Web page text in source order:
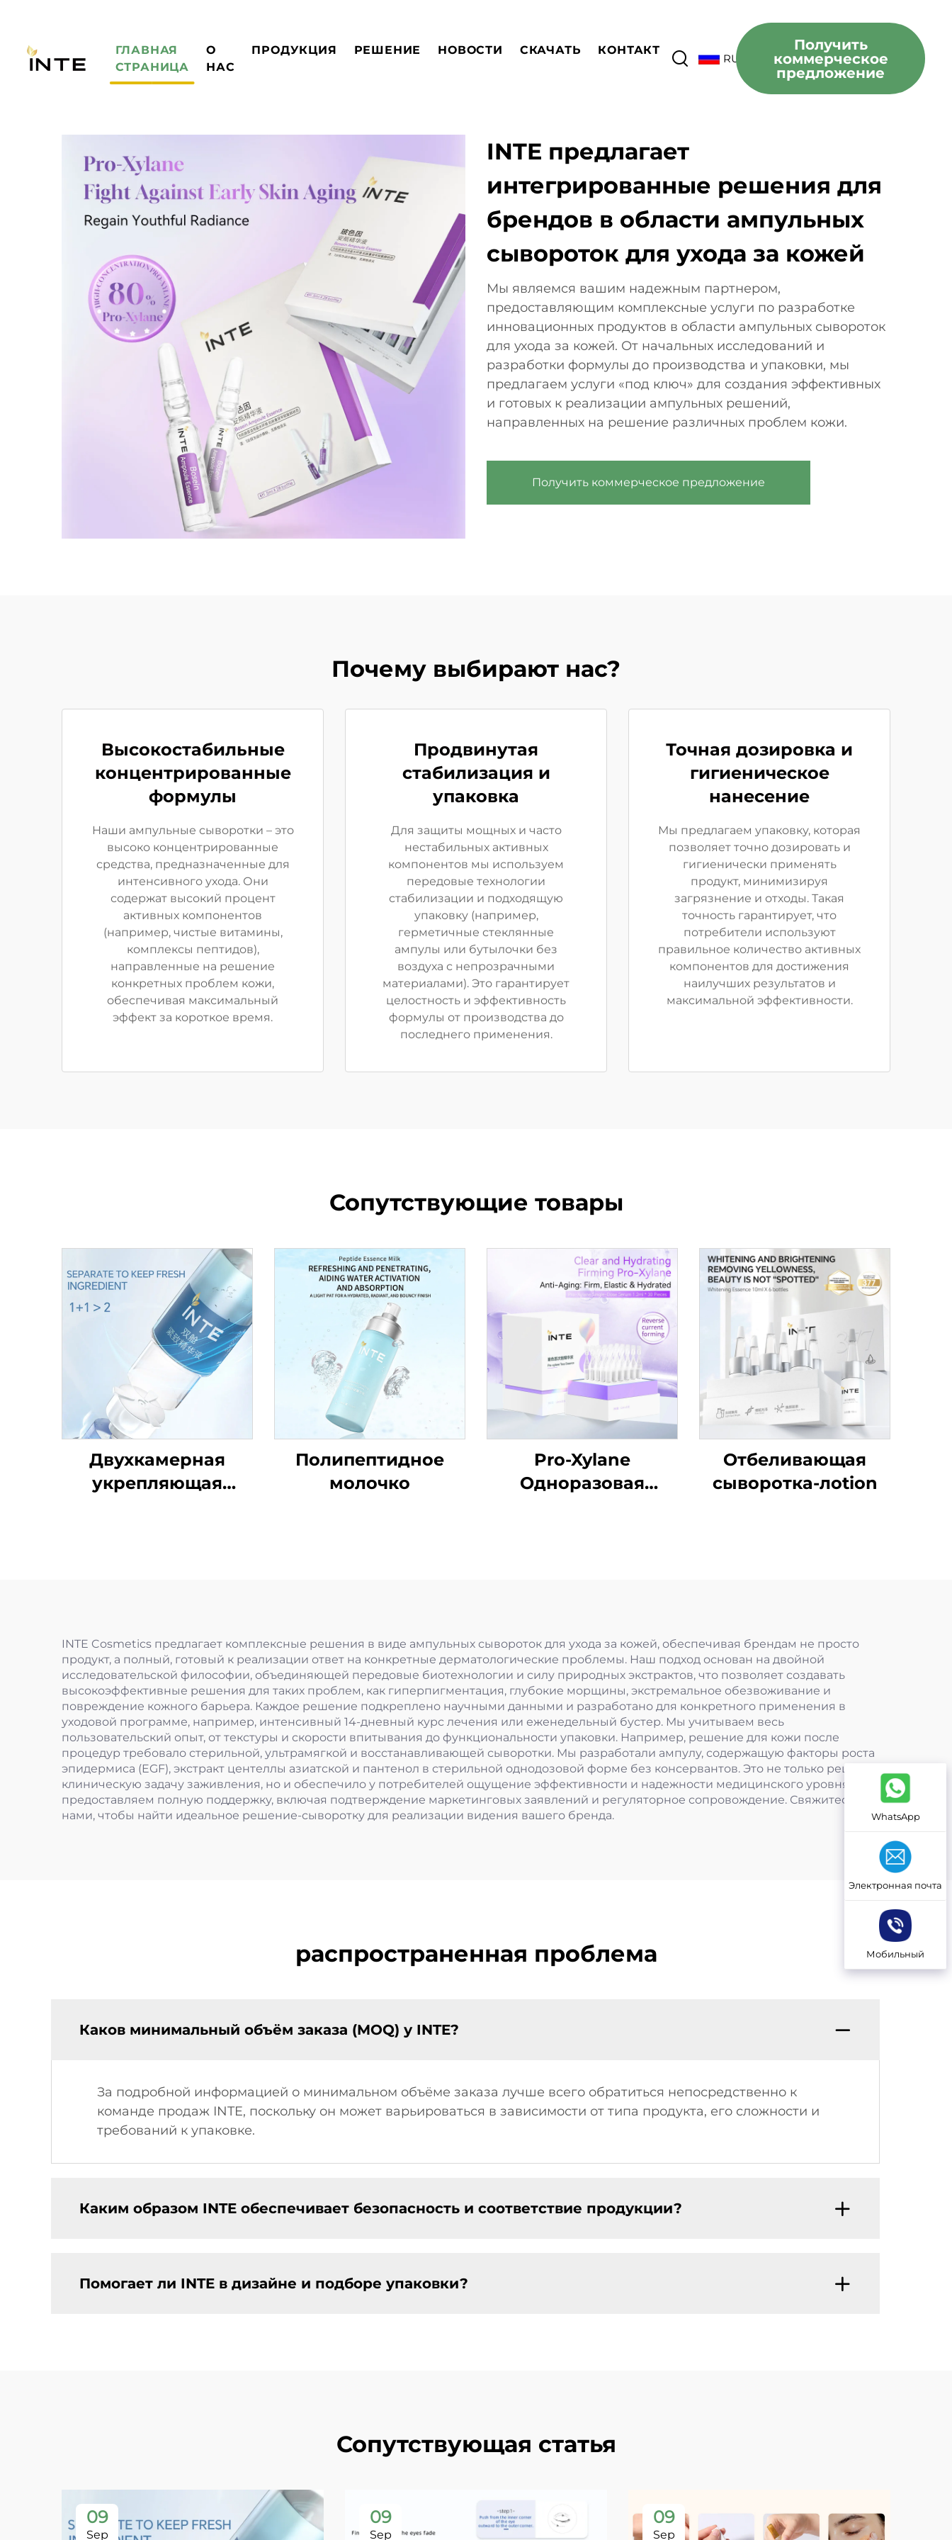
ГЛАВНАЯ
СТРАНИЦА
О
НАС
ПРОДУКЦИЯ РЕШЕНИЕ НОВОСТИ СКАЧАТЬ КОНТАКТ
RU
Получить
коммерческое
предложение
INTE предлагает
интегрированные решения для
брендов в области ампульных
сывороток для ухода за кожей
Мы являемся вашим надежным партнером,
предоставляющим комплексные услуги по разработке
инновационных продуктов в области ампульных сывороток
для ухода за кожей. От начальных исследований и
разработки формулы до производства и упаковки, мы
предлагаем услуги «под ключ» для создания эффективных
и готовых к реализации ампульных решений,
направленных на решение различных проблем кожи.
Получить коммерческое предложение
Почему выбирают нас?
Высокостабильные
концентрированные
формулы
Наши ампульные сыворотки – это
высоко концентрированные
средства, предназначенные для
интенсивного ухода. Они
содержат высокий процент
активных компонентов
(например, чистые витамины,
комплексы пептидов),
направленные на решение
конкретных проблем кожи,
обеспечивая максимальный
эффект за короткое время.
Продвинутая
стабилизация и
упаковка
Для защиты мощных и часто
нестабильных активных
компонентов мы используем
передовые технологии
стабилизации и подходящую
упаковку (например,
герметичные стеклянные
ампулы или бутылочки без
воздуха с непрозрачными
материалами). Это гарантирует
целостность и эффективность
формулы от производства до
последнего применения.
Точная дозировка и
гигиеническое
нанесение
Мы предлагаем упаковку, которая
позволяет точно дозировать и
гигиенически применять
продукт, минимизируя
загрязнение и отходы. Такая
точность гарантирует, что
потребители используют
правильное количество активных
компонентов для достижения
наилучших результатов и
максимальной эффективности.
Сопутствующие товары
Двухкамерная
укрепляющая
Полипептидное
молочко
Pro-Xylane
Одноразовая
Отбеливающая
сыворотка-лotion
INTE Cosmetics предлагает комплексные решения в виде ампульных сывороток для ухода за кожей, обеспечивая брендам не просто
продукт, а полный, готовый к реализации ответ на конкретные дерматологические проблемы. Наш подход основан на двойной
исследовательской философии, объединяющей передовые биотехнологии и силу природных экстрактов, что позволяет создавать
высокоэффективные решения для таких проблем, как гиперпигментация, глубокие морщины, экстремальное обезвоживание и
повреждение кожного барьера. Каждое решение подкреплено научными данными и разработано для конкретного применения в
уходовой программе, например, интенсивный 14-дневный курс лечения или еженедельный бустер. Мы учитываем весь
пользовательский опыт, от текстуры и скорости впитывания до функциональности упаковки. Например, решение для кожи после
процедур требовало стерильной, ультрамягкой и восстанавливающей сыворотки. Мы разработали ампулу, содержащую факторы роста
эпидермиса (EGF), экстракт центеллы азиатской и пантенол в стерильной однодозовой форме без консервантов. Это не только решило
клиническую задачу заживления, но и обеспечило у потребителей ощущение эффективности и надежности медицинского уровня. Мы
предоставляем полную поддержку, включая подтверждение маркетинговых заявлений и регуляторное сопровождение. Свяжитесь с
нами, чтобы найти идеальное решение-сыворотку для реализации видения вашего бренда.
распространенная проблема
Каков минимальный объём заказа (MOQ) у INTE?
За подробной информацией о минимальном объёме заказа лучше всего обратиться непосредственно к
команде продаж INTE, поскольку он может варьироваться в зависимости от типа продукта, его сложности и
требований к упаковке.
Каким образом INTE обеспечивает безопасность и соответствие продукции?
Помогает ли INTE в дизайне и подборе упаковки?
Сопутствующая статья
09
Sep
09
Sep
09
Sep
WhatsApp
Электронная почта
Мобильный